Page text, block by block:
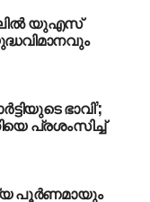
യുഎസ്
ഭാവി’;
പ്രശംസിച്ച്
പൂര്‍ണമായും